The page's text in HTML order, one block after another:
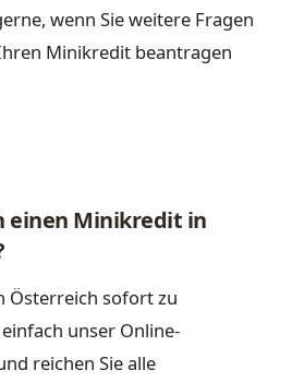
wenn Sie weitere Fragen
Minikredit beantragen
einen Minikredit in
Österreich sofort zu
unser Online-
reichen Sie alle